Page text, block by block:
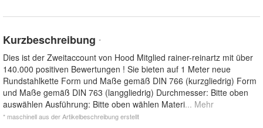
Kurzbeschreibung *
Dies ist der Zweitaccount von Hood Mitglied rainer-reinartz mit über
140.000 positiven Bewertungen ! Sie bieten auf 1 Meter neue
Rundstahlkette Form und Maße gemäß DIN 766 (kurzgliedrig) Form
und Maße gemäß DIN 763 (langgliedrig) Durchmesser: Bitte oben
auswählen Ausführung: Bitte oben wählen Materi... Mehr
* maschinell aus der Artikelbeschreibung erstellt